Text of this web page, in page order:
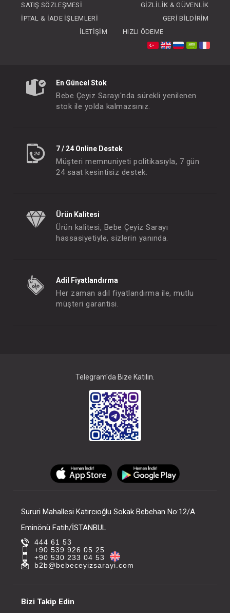
SATIŞ SÖZLEŞMESI
GIZLILIK & GÜVENLIK
İPTAL & İADE İŞLEMLERI
GERI BILDIRIM
İLETIŞIM
HIZLI ÖDEME
En Güncel Stok
Bebe Çeyiz Sarayı'nda sürekli yenilenen
stok ile yolda kalmazsınız.
7 / 24 Online Destek
Müşteri memnuniyeti politikasıyla, 7 gün
24 saat kesintisiz destek.
Ürün Kalitesi
Ürün kalitesi, Bebe Çeyiz Sarayı
hassasiyetiyle, sizlerin yanında.
Adil Fiyatlandırma
Her zaman adil fiyatlandırma ile, mutlu
müşteri garantisi.
Telegram'da Bize Katılın.
Sururi Mahallesi Katırcıoğlu Sokak Bebehan No:12/A
Eminönü Fatih/İSTANBUL
444 61 53
+90 539 926 05 25
+90 530 233 04 53
b2b@bebeceyizsarayi.com
Bizi Takip Edin